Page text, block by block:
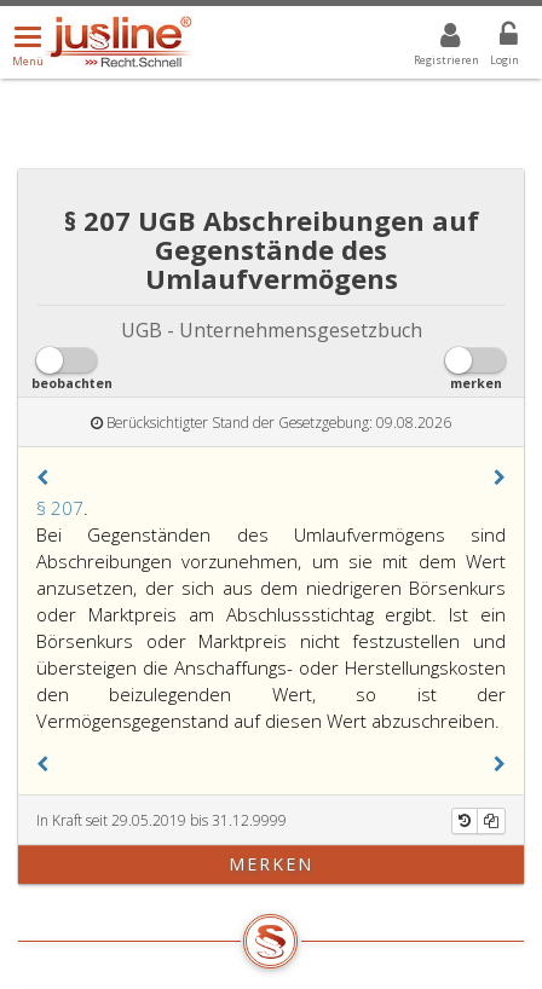
Registrieren Login
Menü
öffnen/schließen
Menü
ALLE DROPDOWN: GEWÄHLTER WERT IST ALLE
§ 207 UGB Abschreibungen auf
Gegenstände des
Umlaufvermögens
UGB - Unternehmensgesetzbuch
beobachten merken
Berücksichtigter Stand der Gesetzgebung: 09.08.2026
§ 207.
207,
Bei Gegenständen des Umlaufvermögens sind
Abschreibungen vorzunehmen, um sie mit dem Wert
anzusetzen, der sich aus dem niedrigeren Börsenkurs
oder Marktpreis am Abschlussstichtag ergibt. Ist ein
Börsenkurs oder Marktpreis nicht festzustellen und
übersteigen die Anschaffungs- oder Herstellungskosten
den beizulegenden Wert, so ist der
Vermögensgegenstand auf diesen Wert abzuschreiben.
In Kraft seit 29.05.2019 bis 31.12.9999
MERKEN